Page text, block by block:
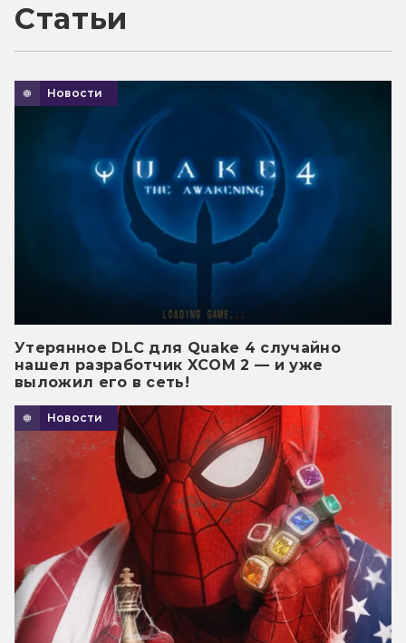
Статьи
Новости
Утерянное DLC для Quake 4 случайно
нашел разработчик XCOM 2 — и уже
выложил его в сеть!
Новости